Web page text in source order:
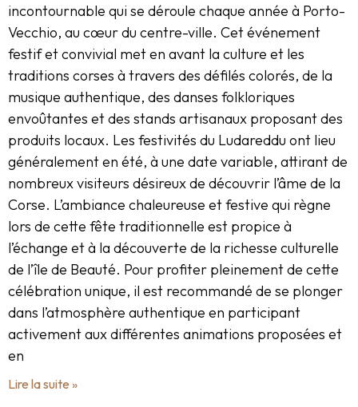
incontournable qui se déroule chaque année à Porto-
Vecchio, au cœur du centre-ville. Cet événement
festif et convivial met en avant la culture et les
traditions corses à travers des défilés colorés, de la
musique authentique, des danses folkloriques
envoûtantes et des stands artisanaux proposant des
produits locaux. Les festivités du Ludareddu ont lieu
généralement en été, à une date variable, attirant de
nombreux visiteurs désireux de découvrir l’âme de la
Corse. L’ambiance chaleureuse et festive qui règne
lors de cette fête traditionnelle est propice à
l’échange et à la découverte de la richesse culturelle
de l’île de Beauté. Pour profiter pleinement de cette
célébration unique, il est recommandé de se plonger
dans l’atmosphère authentique en participant
activement aux différentes animations proposées et
en
Lire la suite »